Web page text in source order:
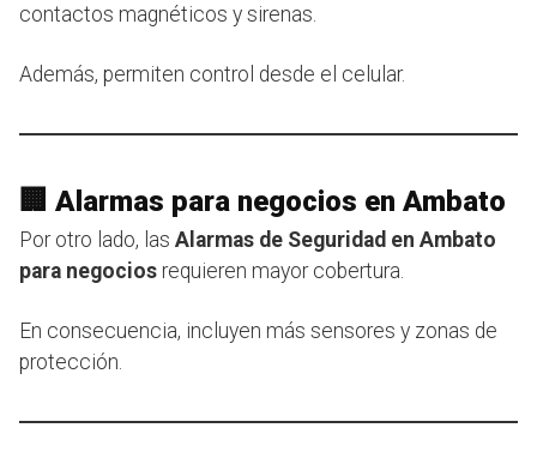
contactos magnéticos y sirenas.
Además, permiten control desde el celular.
🏢 Alarmas para negocios en Ambato
Por otro lado, las Alarmas de Seguridad en Ambato
para negocios requieren mayor cobertura.
En consecuencia, incluyen más sensores y zonas de
protección.